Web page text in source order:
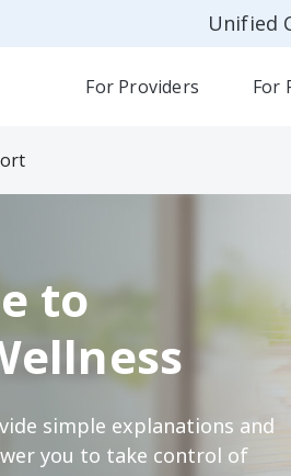
Unified
For Providers For
to
simple explanations and
you to take control of